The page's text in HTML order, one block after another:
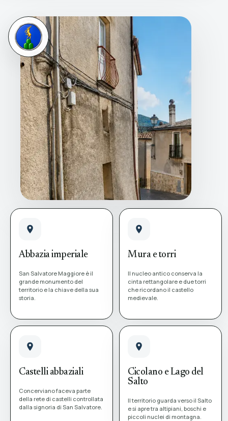
Abbazia imperiale
San Salvatore Maggiore è il
grande monumento del
territorio e la chiave della sua
storia.
Mura e torri
Il nucleo antico conserva la
cinta rettangolare e due torri
che ricordano il castello
medievale.
Castelli abbaziali
Concerviano faceva parte
della rete di castelli controllata
dalla signoria di San Salvatore.
Cicolano e Lago del
Salto
Il territorio guarda verso il Salto
e si apre tra altipiani, boschi e
piccoli nuclei di montagna.